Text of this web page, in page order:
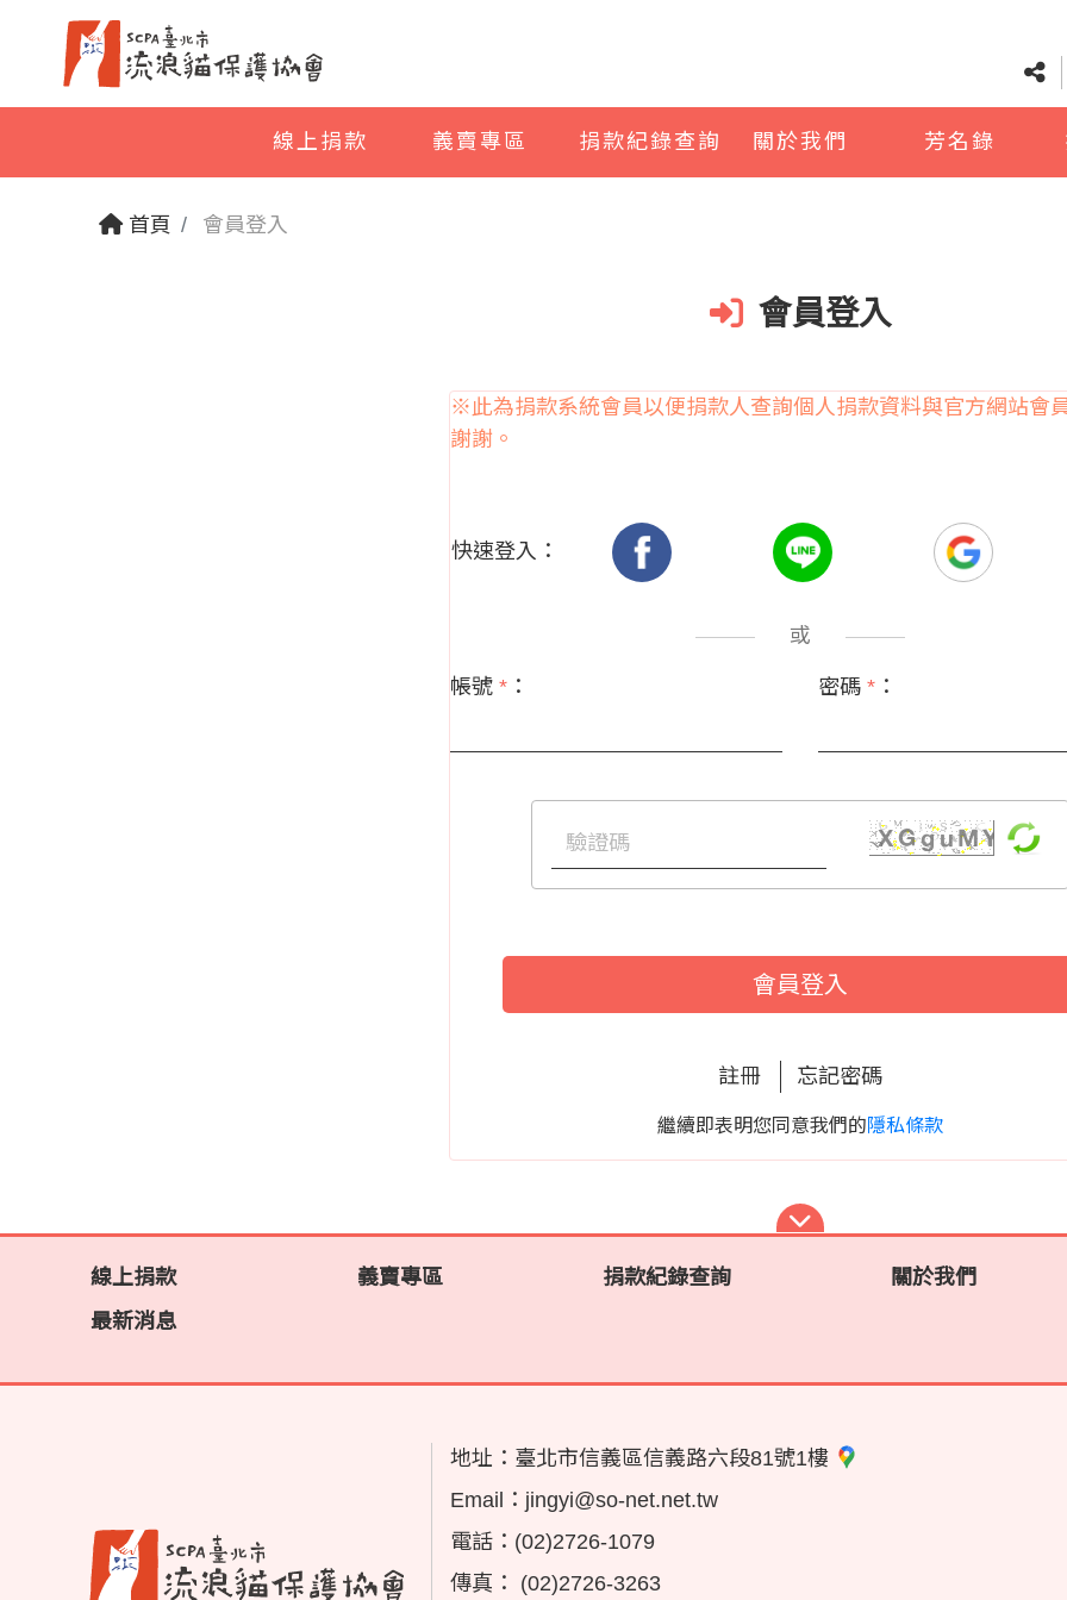
線上捐款 義賣專區 捐款紀錄查詢 關於我們 芳名錄
首頁 會員登入
會員登入
※此為捐款系統會員以便捐款人查詢個人捐款資料與官方網站會
謝謝。
快速登入：
或
帳號 * ： 密碼 * ：
會員登入
註冊 忘記密碼
繼續即表明您同意我們的隱私條款
線上捐款 義賣專區 捐款紀錄查詢
關於我們
最新消息
地址： 臺北市信義區信義路六段81號1樓
Email： jingyi@so-net.net.tw
電話： (02)2726-1079
傳真：
(02)2726-3263